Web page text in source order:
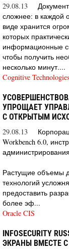
29.08.13
сложнее: в каждой
виде хранится
которых
информационные
чтобы получить
несколько минут....
Cognitive Technologies
УПРОЩАЕТ
С ОТКРЫТЫМ
29.08.13
Workbench 6.0,
Растущие объемы
технологий
предоставить
более эф...
Oracle CIS
INFOSECURITY
ЭКРАНЫ ВМЕСТЕ С